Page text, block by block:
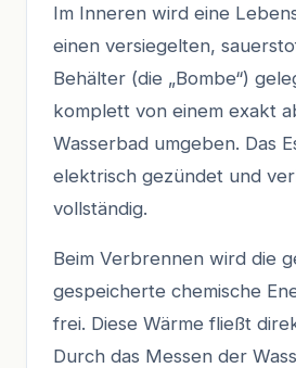
Im Inneren wird eine
einen versiegelten,
Behälter (die „Bombe“)
komplett von einem exakt
Wasserbad umgeben. Das
elektrisch gezündet und
vollständig.
Beim Verbrennen wird die
gespeicherte chemische
frei. Diese Wärme fließt
Durch das Messen der